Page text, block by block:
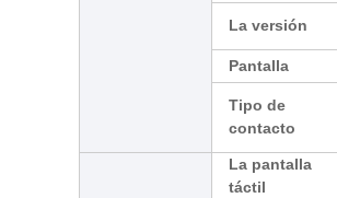
La versión
Pantalla
Tipo de
contacto
La pantalla
táctil